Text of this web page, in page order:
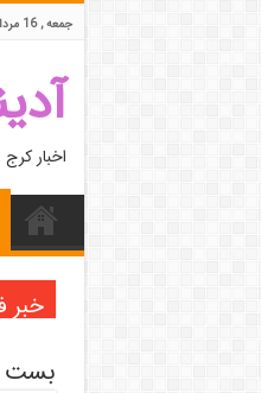
جمعه , 16 مرداد 1405
اخبار
خبر
بست